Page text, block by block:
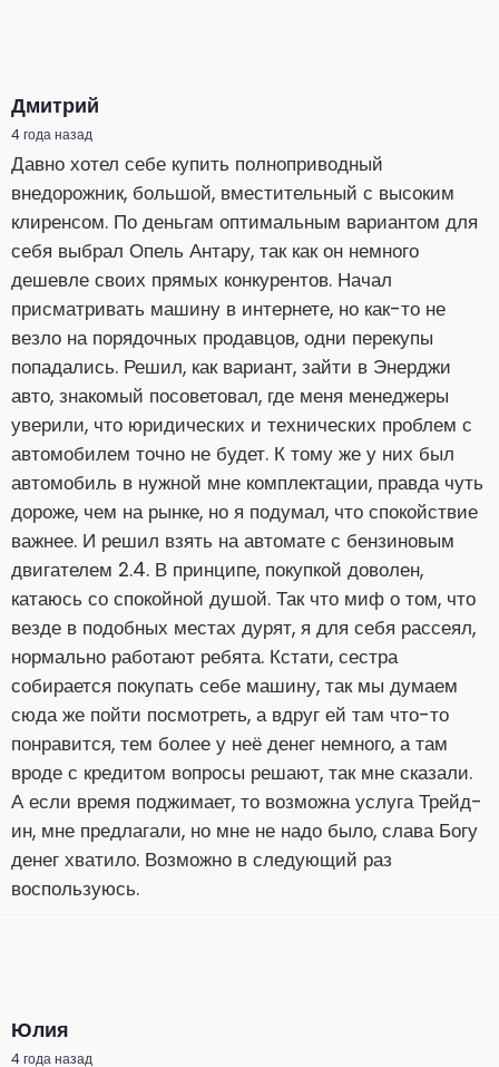
Дмитрий
4 года назад
Давно хотел себе купить полноприводный
внедорожник, большой, вместительный с высоким
клиренсом. По деньгам оптимальным вариантом для
себя выбрал Опель Антару, так как он немного
дешевле своих прямых конкурентов. Начал
присматривать машину в интернете, но как-то не
везло на порядочных продавцов, одни перекупы
попадались. Решил, как вариант, зайти в Энерджи
авто, знакомый посоветовал, где меня менеджеры
уверили, что юридических и технических проблем с
автомобилем точно не будет. К тому же у них был
автомобиль в нужной мне комплектации, правда чуть
дороже, чем на рынке, но я подумал, что спокойствие
важнее. И решил взять на автомате с бензиновым
двигателем 2.4. В принципе, покупкой доволен,
катаюсь со спокойной душой. Так что миф о том, что
везде в подобных местах дурят, я для себя рассеял,
нормально работают ребята. Кстати, сестра
собирается покупать себе машину, так мы думаем
сюда же пойти посмотреть, а вдруг ей там что-то
понравится, тем более у неё денег немного, а там
вроде с кредитом вопросы решают, так мне сказали.
А если время поджимает, то возможна услуга Трейд-
ин, мне предлагали, но мне не надо было, слава Богу
денег хватило. Возможно в следующий раз
воспользуюсь.
Юлия
4 года назад